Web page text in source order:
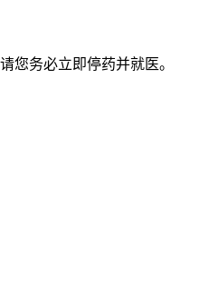
务必立即停药并就医。